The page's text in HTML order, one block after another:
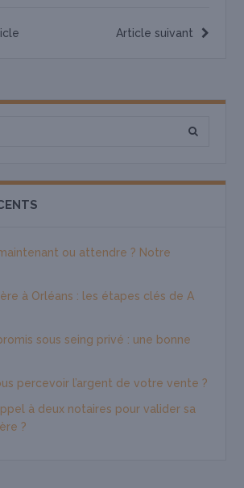
Article suivant
ou attendre ? Notre
à Orléans : les étapes clés de A
sous seing privé : une bonne
percevoir l’argent de votre vente ?
à deux notaires pour valider sa
?